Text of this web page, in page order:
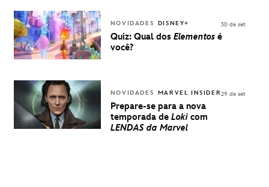
DISNEY
NOVIDADES DISNEY+
Quiz: Qual dos Elementos é
você?
30 de set
NOVIDADES MARVEL INSIDER
Prepare-se para a nova
temporada de Loki com
LENDAS da Marvel
29 de set